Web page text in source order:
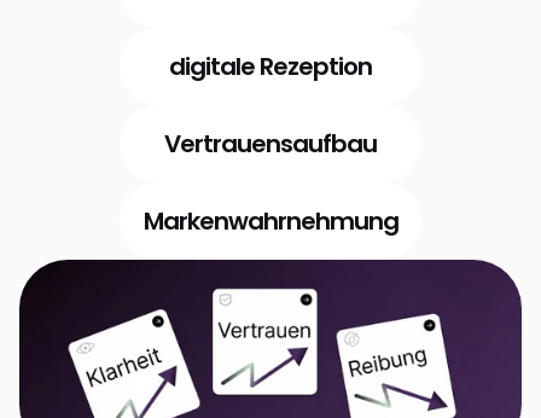
digitale Rezeption
Vertrauensaufbau
Markenwahrnehmung